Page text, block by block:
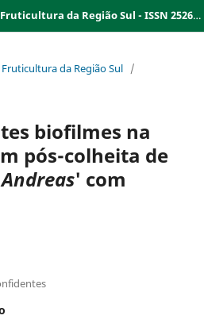
FRUSUL - Simpósio de Fruticultura da Região Sul - ISSN 2526-9909
da Região Sul /
biofilmes na
pós-colheita de
Andreas' com